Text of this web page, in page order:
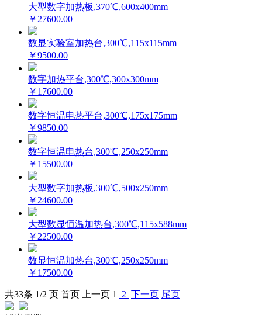
大型数字加热板,370℃,600x400mm
￥27600.00
数显实验室加热台,300℃,115x115mm
￥9500.00
数字加热平台,300℃,300x300mm
￥17600.00
数字恒温电热平台,300℃,175x175mm
￥9850.00
数字恒温电热台,300℃,250x250mm
￥15500.00
大型数字加热板,300℃,500x250mm
￥24600.00
大型数显恒温加热台,300℃,115x588mm
￥22500.00
数显恒温加热台,300℃,250x250mm
￥17500.00
共33条 1/2 页 首页 上一页 1 2 下一页 尾页